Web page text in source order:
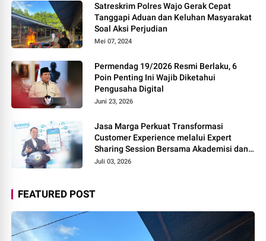
Satreskrim Polres Wajo Gerak Cepat
Tanggapi Aduan dan Keluhan Masyarakat
Soal Aksi Perjudian
Mei 07, 2024
Permendag 19/2026 Resmi Berlaku, 6
Poin Penting Ini Wajib Diketahui
Pengusaha Digital
Juni 23, 2026
Jasa Marga Perkuat Transformasi
Customer Experience melalui Expert
Sharing Session Bersama Akademisi dan
Praktisi
Juli 03, 2026
FEATURED POST